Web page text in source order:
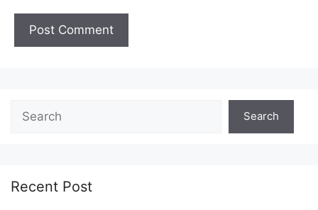
Search
Recent Post